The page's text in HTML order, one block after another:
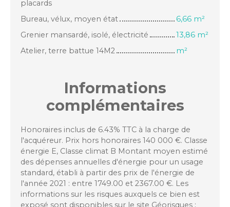
placards
Bureau, vélux, moyen état
6,66 m²
Grenier mansardé, isolé, électricité
13,86 m²
Atelier, terre battue 14M2
m²
Informations
complémentaires
Honoraires inclus de 6.43% TTC à la charge de
l'acquéreur. Prix hors honoraires 140 000 €. Classe
énergie E, Classe climat B Montant moyen estimé
des dépenses annuelles d'énergie pour un usage
standard, établi à partir des prix de l'énergie de
l'année 2021 : entre 1749.00 et 2367.00 €. Les
informations sur les risques auxquels ce bien est
exposé sont disponibles sur le site Géorisques :